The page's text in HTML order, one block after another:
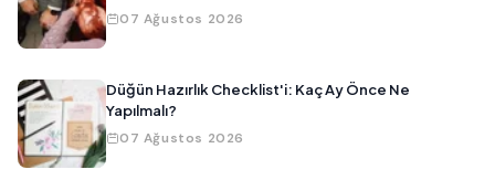
07 Ağustos 2026
Düğün Hazırlık Checklist'i: Kaç Ay Önce Ne
Yapılmalı?
07 Ağustos 2026